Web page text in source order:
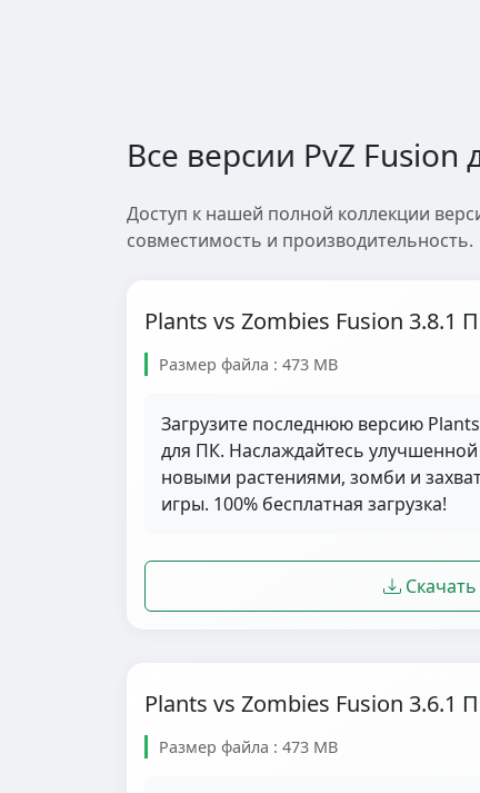
Все версии PvZ Fusion
Доступ к нашей полной коллекции
совместимость и производительность.
Plants vs Zombies Fusion 3.8.1
Размер файла : 473 MB
Загрузите последнюю версию
для ПК. Наслаждайтесь улучшенной
новыми растениями, зомби и
игры. 100% бесплатная загрузка!
Скачать
Plants vs Zombies Fusion 3.6.1
Размер файла : 473 MB